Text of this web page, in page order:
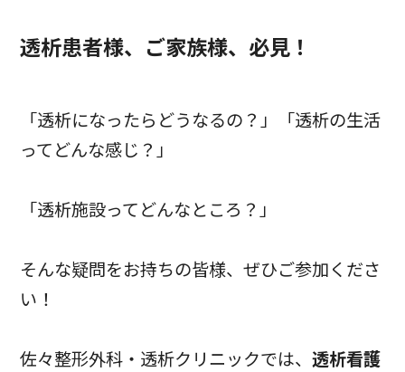
透析患者様、ご家族様、必見！
「透析になったらどうなるの？」「透析の生活
ってどんな感じ？」
「透析施設ってどんなところ？」
そんな疑問をお持ちの皆様、ぜひご参加くださ
い！
佐々整形外科・透析クリニックでは、透析看護